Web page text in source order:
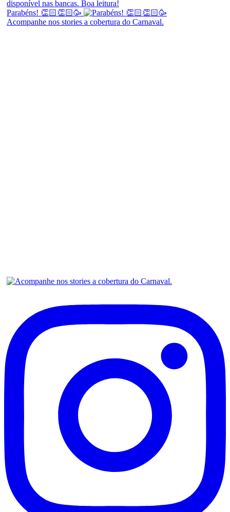
Parabéns! 👏🏻👏🏻🥳
Acompanhe nos stories a cobertura do Carnaval.